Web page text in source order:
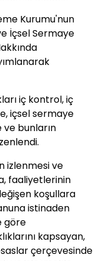
Kurumu'nun
İçsel Sermaye
iç kontrol, iç
içsel sermaye
bunların
izlenmesi ve
faaliyetlerinin
koşullara
istinaden
göre
kapsayan,
çerçevesinde